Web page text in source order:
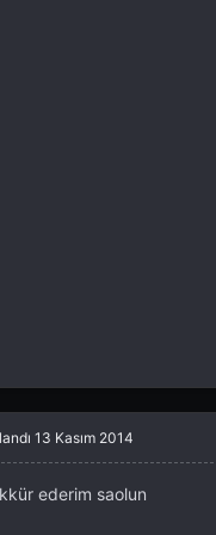
13 Kasım 2014
ederim saolun